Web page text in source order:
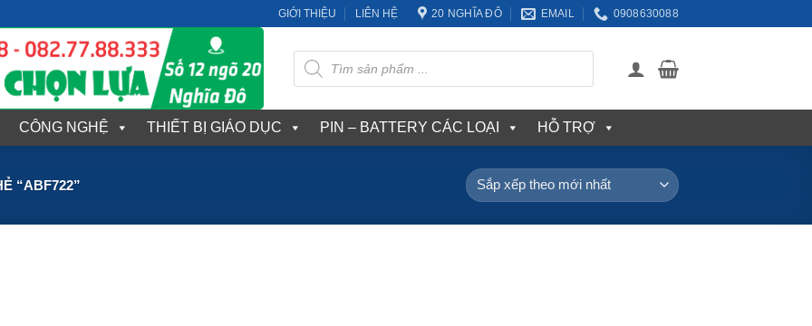
GIỚI THIỆU LIÊN HỆ 20 NGHĨA ĐÔ EMAIL 0908630088
Tìm
kiếm
sản
phẩm
CÔNG NGHỆ THIẾT BỊ GIÁO DỤC PIN – BATTERY CÁC LOẠI HỖ TRỢ
“ABF722”